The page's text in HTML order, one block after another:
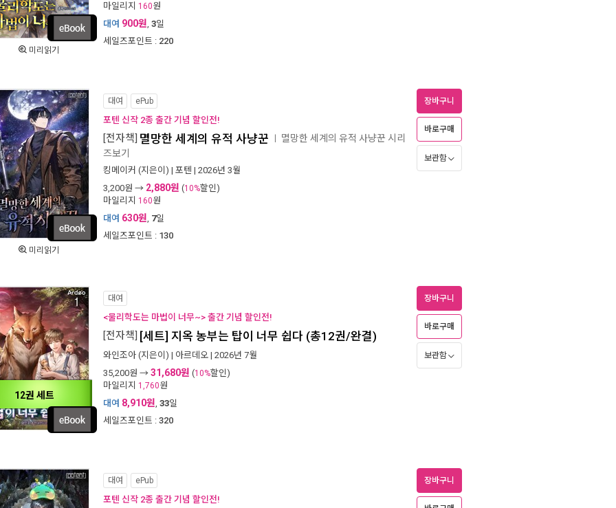
미리읽기
마일리지 160원
대여 900원, 3일
세일즈포인트 : 220
미리읽기
대여 ePub
포텐 신작 2종 출간 기념 할인전!
[전자책] 멸망한 세계의 유적 사냥꾼 멸망한 세계의 유적 사냥꾼 시리
즈보기
킹메이커 (지은이) | 포텐 | 2026년 3월
3,200원 → 2,880원 (10%할인)
마일리지 160원
대여 630원, 7일
세일즈포인트 : 130
장바구니
바로구매
보관함
12권 세트
대여
<물리학도는 마법이 너무~> 출간 기념 할인전!
[전자책] [세트] 지옥 농부는 탑이 너무 쉽다 (총12권/완결)
와인조아 (지은이) | 아르데오 | 2026년 7월
35,200원 → 31,680원 (10%할인)
마일리지 1,760원
대여 8,910원, 33일
세일즈포인트 : 320
장바구니
바로구매
보관함
대여 ePub
포텐 신작 2종 출간 기념 할인전!
장바구니